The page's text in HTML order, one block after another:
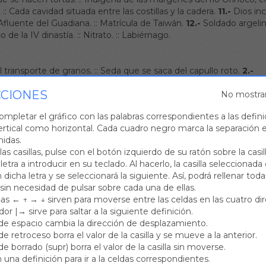
:: Cada cavidad situada entre las costillas y la cadera. 11.- Dios
del Guadiana. :: Matrícula de Taiwán. 12.- Soldado
de la IV dinastía. :: Nitrato. :: Labiérnago.
transporte de granos. :: Seda que se saca del capullo roto. 2.-
en Inglaterra por George Fox a mediados del siglo XVII.
muy estimada.
Masa de
para hacerla bailar.
agraz, racimo de uvas sin madurar.::Prefijo que
::Asilla con que se traban los botones de metal. 7.- En
escrito.
10.- Prolongación de las neuronas.:: En
Tumor bajo la piel causado por acumulación de sangre.::
rey de Israel.::(Josep), escritor español del siglo XX. 13.-
fundada por Platón. 14.- Pasta empleada para sellar cartas.
15.- Rey de los amalecitas, muerto por Samuel. ::
planta rutácea.::Grupo de esporangios de los helechos.
de Atlas y Pléyone. 18.- En Aragón, aprisco.::Indicativo de
::En México, espadaña.::Hijo de Tros y de la ninfa Calirroe.
21.- Tumoración de la glándula tiroides.::División del vecindario
::Lago de Rusia, en la península de Kola. 23.- Alopecia.
No
el gráfico con las palabras correspondientes a las
como horizontal. Cada cuadro negro marca la separación
casillas, pulse con el botón izquierdo de su ratón sobre la
a introducir en su teclado. Al hacerlo, la casilla seleccionada
dicha letra y se seleccionará la siguiente. Así, podrá rellenar
necesidad de pulsar sobre cada una de ellas.
← ↑ → ↓ sirven para moverse entre las celdas en las cuatro
|→ sirve para saltar a la siguiente definición.
espacio cambia la dirección de desplazamiento.
retroceso borra el valor de la casilla y se mueve a la anterior.
borrado (supr) borra el valor de la casilla sin moverse.
una definición para ir a la celdas correspondientes.